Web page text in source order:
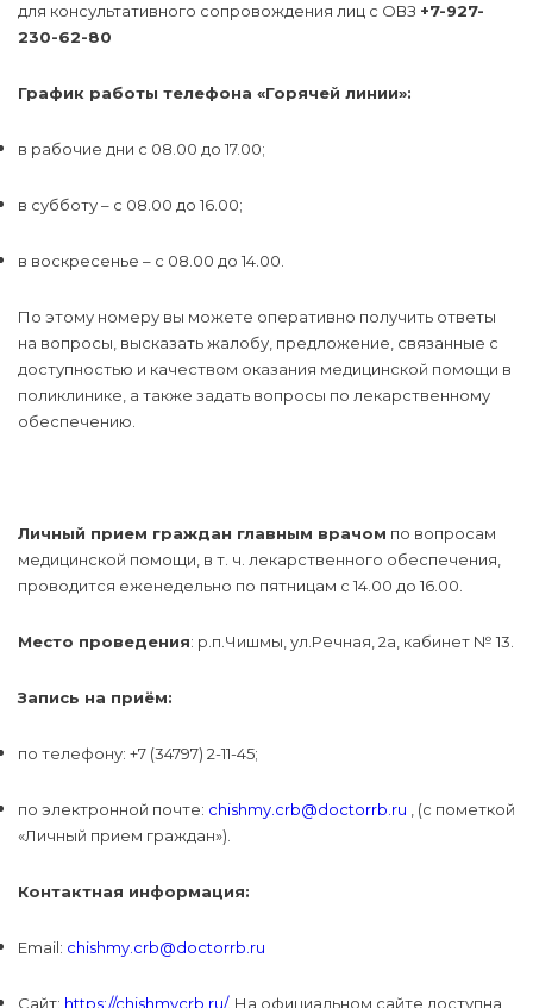
для консультативного сопровождения лиц с ОВЗ +7-927-
230-62-80
График работы телефона «Горячей линии»:
в рабочие дни с 08.00 до 17.00;
в субботу – с 08.00 до 16.00;
в воскресенье – с 08.00 до 14.00.
По этому номеру вы можете оперативно получить ответы
на вопросы, высказать жалобу, предложение, связанные с
доступностью и качеством оказания медицинской помощи в
поликлинике, а также задать вопросы по лекарственному
обеспечению.
Личный прием граждан главным врачом по вопросам
медицинской помощи, в т. ч. лекарственного обеспечения,
проводится еженедельно по пятницам с 14.00 до 16.00.
Место проведения: р.п.Чишмы, ул.Речная, 2а, кабинет № 13.
Запись на приём:
по телефону: +7 (34797) 2-11-45;
по электронной почте: chishmy.crb@doctorrb.ru , (с пометкой
«Личный прием граждан»).
Контактная информация:
Email: chishmy.crb@doctorrb.ru
Сайт: https://chishmycrb.ru/. На официальном сайте доступна